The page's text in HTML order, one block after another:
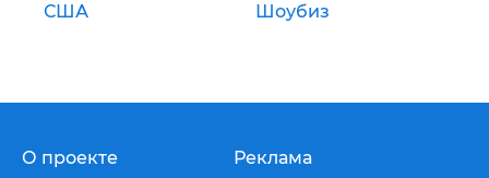
США Шоубиз
О проекте Реклама